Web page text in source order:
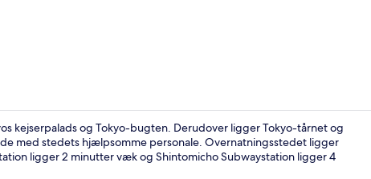
kejserpalads og Tokyo-bugten. Derudover ligger Tokyo-tårnet og
med stedets hjælpsomme personale. Overnatningsstedet ligger
ligger 2 minutter væk og Shintomicho Subwaystation ligger 4